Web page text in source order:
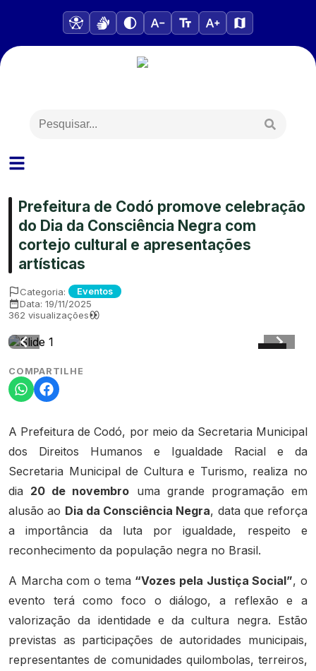
Prefeitura de Codó promove celebração
do Dia da Consciência Negra com
cortejo cultural e apresentações
artísticas
Categoria: Eventos
Data: 19/11/2025
362 visualizações
COMPARTILHE
A Prefeitura de Codó, por meio da Secretaria Municipal
dos Direitos Humanos e Igualdade Racial e da
Secretaria Municipal de Cultura e Turismo, realiza no
dia 20 de novembro uma grande programação em
alusão ao Dia da Consciência Negra, data que reforça
a importância da luta por igualdade, respeito e
reconhecimento da população negra no Brasil.
A Marcha com o tema “Vozes pela Justiça Social”, o
evento terá como foco o diálogo, a reflexão e a
valorização da identidade e da cultura negra. Estão
previstas as participações de autoridades municipais,
representantes de comunidades quilombolas, terreiros,